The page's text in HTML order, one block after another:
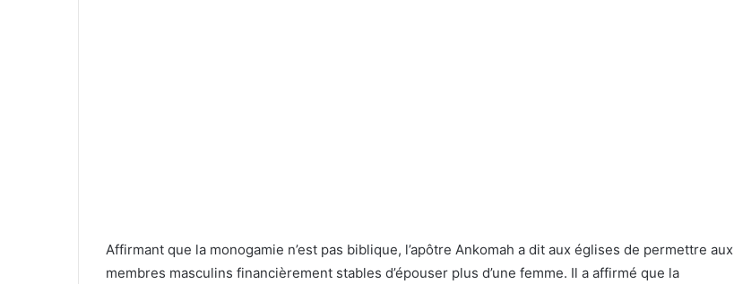
Affirmant que la monogamie n’est pas biblique, l’apôtre Ankomah a dit aux églises de permettre aux
membres masculins financièrement stables d’épouser plus d’une femme. Il a affirmé que la